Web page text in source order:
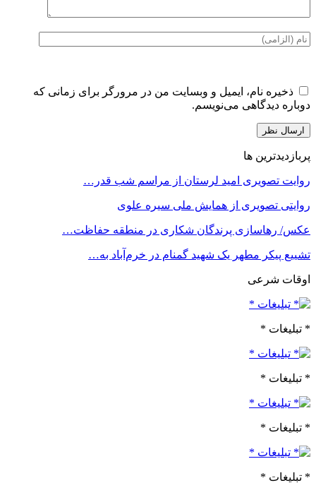
ذخیره نام، ایمیل و وبسایت من در مرورگر برای زمانی که
دوباره دیدگاهی می‌نویسم.
پربازدیدترین ها
روایت تصویری امید لرستان از مراسم شب قدر…
روایتی تصویری از همایش ملی سیره علوی
عکس/ رهاسازی پرندگان شکاری در منطقه حفاظت…
تشییع پیکر مطهر یک شهید گمنام در خرم‌آباد به…
اوقات شرعی
* تبلیغات *
* تبلیغات *
* تبلیغات *
* تبلیغات *